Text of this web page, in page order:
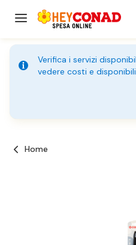
Verifica i servizi
vedere costi e
Home